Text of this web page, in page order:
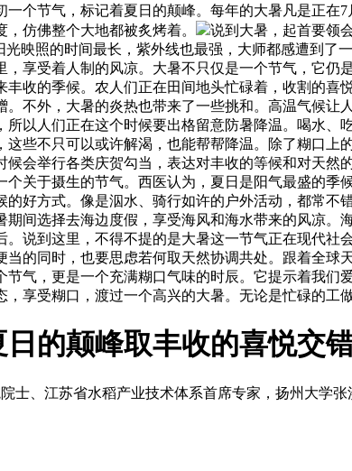
节气，标记着夏日的颠峰。每年的大暑凡是正在7
仿佛整个大地都被炙烤着。
说到大暑，起首要领
光映照的时间最长，紫外线也最强，大师都感遭到
，享受着人制的风凉。大暑不只仅是一个节气，它
收的季候。农人们正在田间地头忙碌着，收割的
。不外，大暑的炎热也带来了一些挑和。高温气候
所以人们正在这个时候要出格留意防暑降温。喝水
些不只可以或许解渴，也能帮帮降温。除了糊口
候会举行各类庆贺勾当，表达对丰收的等候和对天
个关于摄生的节气。西医认为，夏日是阳气最盛的
的好方式。像是泅水、骑行如许的户外活动，都常
期间选择去海边度假，享受海风和海水带来的风凉
。说到这里，不得不提的是大暑这一节气正在现代
当的同时，也要思虑若何取天然协调共处。跟着全
节气，更是一个充满糊口气味的时辰。它提示着我
享受糊口，渡过一个高兴的大暑。无论是忙碌的
的颠峰取丰收的喜悦交
士、江苏省水稻产业技术体系首席专家，扬州大学